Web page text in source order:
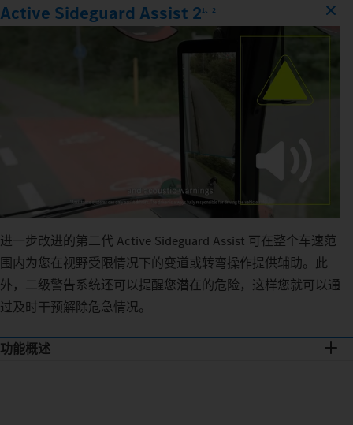
Active Sideguard Assist 21、2
进一步改进的第二代 Active Sideguard Assist 可在整个车速范
围内为您在视野受限情况下的变道或转弯操作提供辅助。此
外，二级警告系统还可以提醒您潜在的危险，这样您就可以通
过及时干预解除危急情况。
功能概述